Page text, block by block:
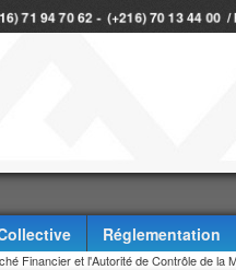
71 94 70 62 - (+216) 70 13 44 00 /
Réglementation
Financier et l'Autorité de Contrôle de la